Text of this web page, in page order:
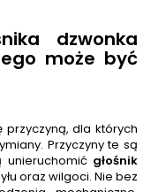
dzwonka
może być
przyczyną, dla których
Przyczyny te są
głośnik
oraz wilgoci. Nie bez